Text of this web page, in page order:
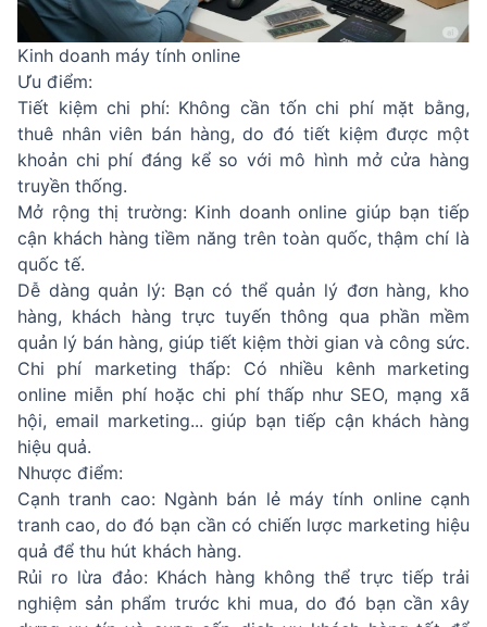
Kinh doanh máy tính online
Ưu điểm:
Tiết kiệm chi phí: Không cần tốn chi phí mặt bằng,
thuê nhân viên bán hàng, do đó tiết kiệm được một
khoản chi phí đáng kể so với mô hình mở cửa hàng
truyền thống.
Mở rộng thị trường: Kinh doanh online giúp bạn tiếp
cận khách hàng tiềm năng trên toàn quốc, thậm chí là
quốc tế.
Dễ dàng quản lý: Bạn có thể quản lý đơn hàng, kho
hàng, khách hàng trực tuyến thông qua phần mềm
quản lý bán hàng, giúp tiết kiệm thời gian và công sức.
Chi phí marketing thấp: Có nhiều kênh marketing
online miễn phí hoặc chi phí thấp như SEO, mạng xã
hội, email marketing... giúp bạn tiếp cận khách hàng
hiệu quả.
Nhược điểm:
Cạnh tranh cao: Ngành bán lẻ máy tính online cạnh
tranh cao, do đó bạn cần có chiến lược marketing hiệu
quả để thu hút khách hàng.
Rủi ro lừa đảo: Khách hàng không thể trực tiếp trải
nghiệm sản phẩm trước khi mua, do đó bạn cần xây